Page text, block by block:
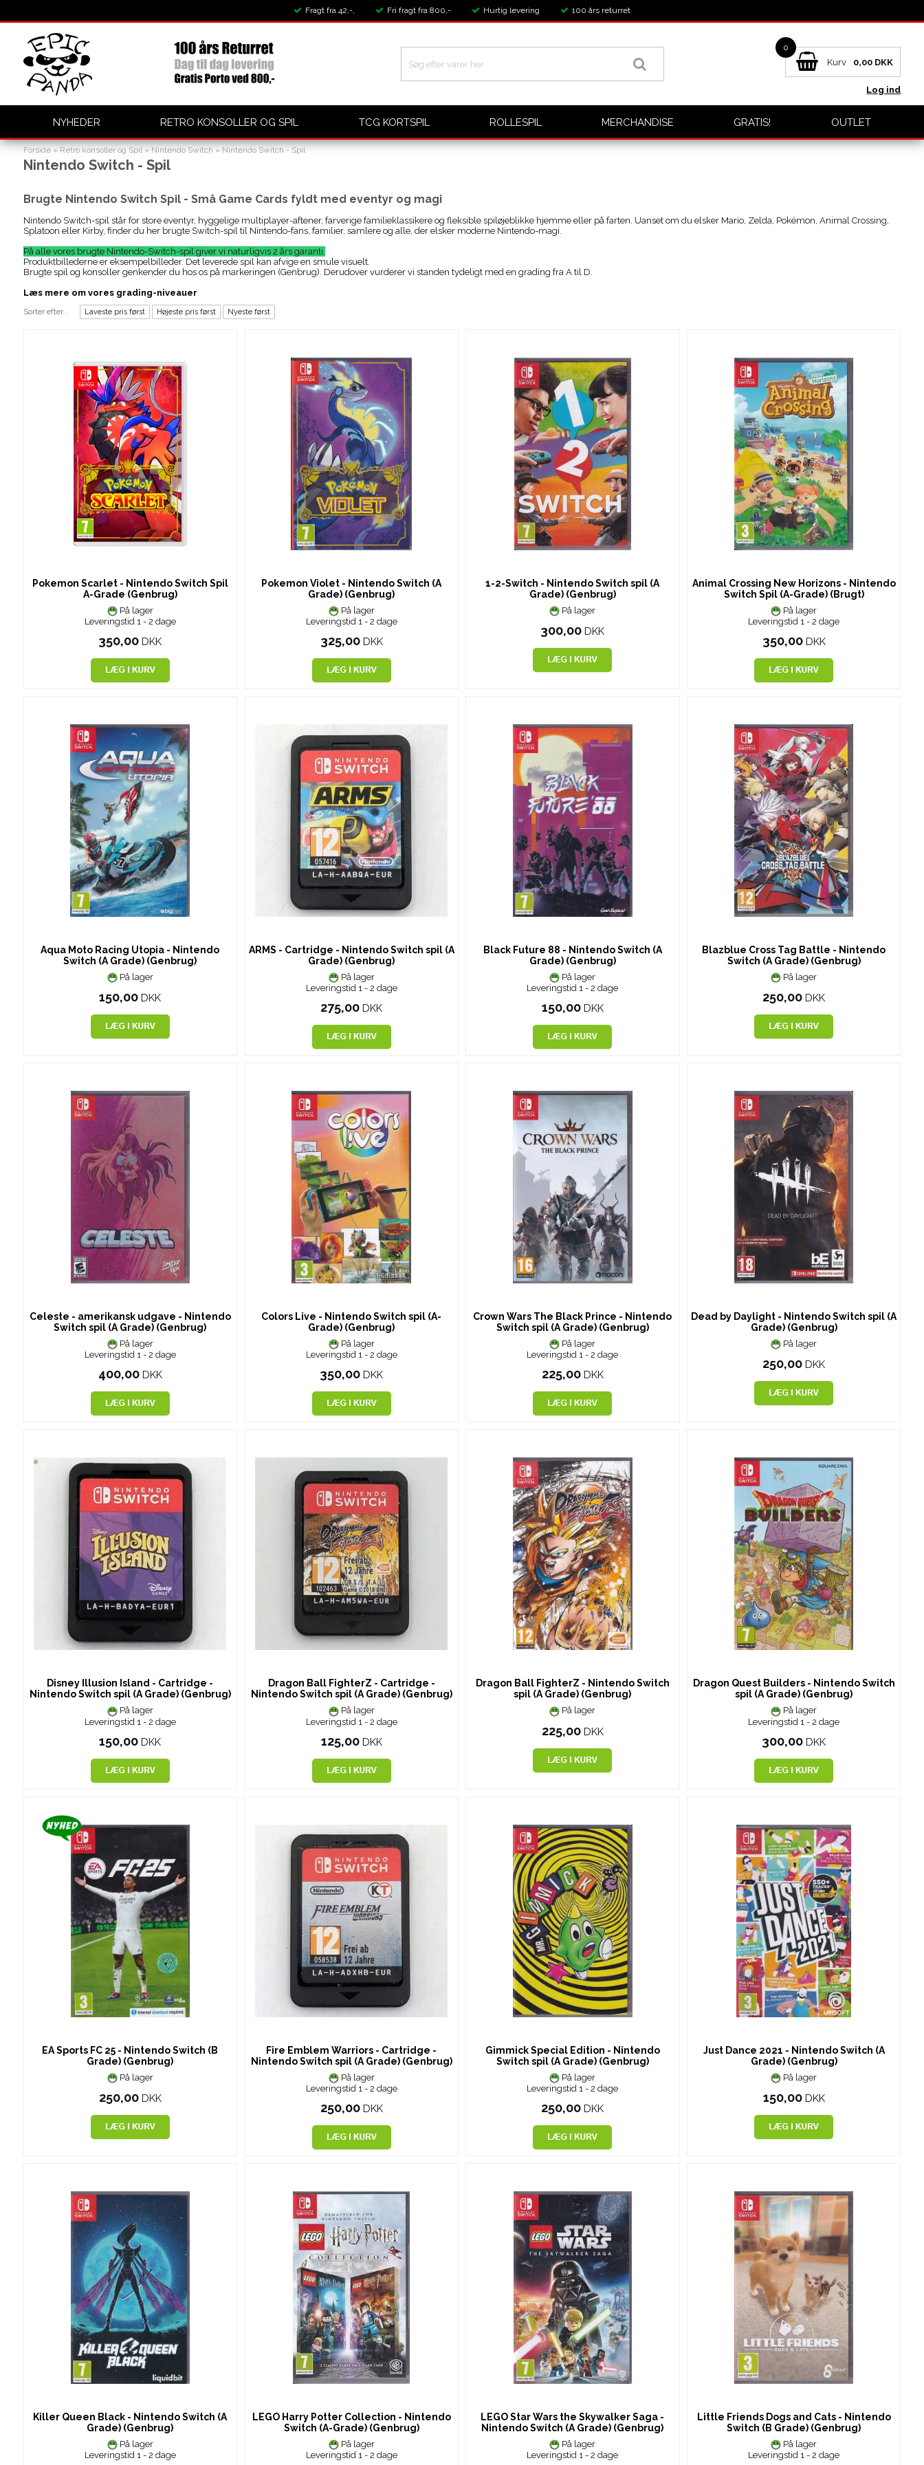
Fragt fra 42,-, Fri fragt fra 800,- Hurtig levering 100 års returret
0
Kurv 0,00 DKK
Log ind
NYHEDER RETRO KONSOLLER OG SPIL TCG KORTSPIL ROLLESPIL MERCHANDISE GRATIS! OUTLET
Forside» Retro konsoller og Spil» Nintendo Switch » Nintendo Switch - Spil
Nintendo Switch - Spil
Brugte Nintendo Switch Spil - Små Game Cards fyldt med eventyr og magi
Nintendo Switch-spil står for store eventyr, hyggelige multiplayer-aftener, farverige familieklassikere og fleksible spiløjeblikke hjemme eller på farten. Uanset om du elsker Mario, Zelda, Pokémon, Animal Crossing,
Splatoon eller Kirby, finder du her brugte Switch-spil til Nintendo-fans, familier, samlere og alle, der elsker moderne Nintendo-magi.
På alle vores brugte Nintendo-Switch-spil giver vi naturligvis 2 års garanti.
Produktbillederne er eksempelbilleder. Det leverede spil kan afvige en smule visuelt.
Brugte spil og konsoller genkender du hos os på markeringen (Genbrug). Derudover vurderer vi standen tydeligt med en grading fra A til D.
Læs mere om vores grading-niveauer
Sorter efter... Laveste pris først Højeste pris først Nyeste først
Pokemon Scarlet - Nintendo Switch Spil
A-Grade (Genbrug)
På lager
Leveringstid 1 - 2 dage
350,00DKK
Pokemon Violet - Nintendo Switch (A
Grade) (Genbrug)
På lager
Leveringstid 1 - 2 dage
325,00 DKK
1-2-Switch - Nintendo Switch spil (A
Grade) (Genbrug)
På lager
300,00DKK
Animal Crossing New Horizons - Nintendo
Switch Spil (A-Grade) (Brugt)
På lager
Leveringstid 1 - 2 dage
350,00 DKK
Aqua Moto Racing Utopia - Nintendo
Switch (A Grade) (Genbrug)
På lager
150,00DKK
ARMS - Cartridge - Nintendo Switch spil (A
Grade) (Genbrug)
På lager
Leveringstid 1 - 2 dage
275,00DKK
Black Future 88 - Nintendo Switch (A
Grade) (Genbrug)
På lager
Leveringstid 1 - 2 dage
150,00 DKK
Blazblue Cross Tag Battle - Nintendo
Switch (A Grade) (Genbrug)
På lager
250,00 DKK
Celeste - amerikansk udgave - Nintendo
Switch spil (A Grade) (Genbrug)
På lager
Leveringstid 1 - 2 dage
400,00 DKK
Colors Live - Nintendo Switch spil (A-
Grade) (Genbrug)
På lager
Leveringstid 1 - 2 dage
350,00DKK
Crown Wars The Black Prince - Nintendo
Switch spil (A Grade) (Genbrug)
På lager
Leveringstid 1 - 2 dage
225,00 DKK
Dead by Daylight - Nintendo Switch spil (A
Grade) (Genbrug)
På lager
250,00 DKK
Disney Illusion Island - Cartridge -
Nintendo Switch spil (A Grade) (Genbrug)
På lager
Leveringstid 1 - 2 dage
150,00DKK
Dragon Ball FighterZ - Cartridge -
Nintendo Switch spil (A Grade) (Genbrug)
På lager
Leveringstid 1 - 2 dage
125,00 DKK
Dragon Ball FighterZ - Nintendo Switch
spil (A Grade) (Genbrug)
På lager
225,00 DKK
Dragon Quest Builders - Nintendo Switch
spil (A Grade) (Genbrug)
På lager
Leveringstid 1 - 2 dage
300,00 DKK
EA Sports FC 25 - Nintendo Switch (B
Grade) (Genbrug)
På lager
250,00 DKK
Fire Emblem Warriors - Cartridge -
Nintendo Switch spil (A Grade) (Genbrug)
På lager
Leveringstid 1 - 2 dage
250,00 DKK
Gimmick Special Edition - Nintendo
Switch spil (A Grade) (Genbrug)
På lager
Leveringstid 1 - 2 dage
250,00DKK
Just Dance 2021 - Nintendo Switch (A
Grade) (Genbrug)
På lager
150,00 DKK
Killer Queen Black - Nintendo Switch (A
Grade) (Genbrug)
På lager
Leveringstid 1 - 2 dage
LEGO Harry Potter Collection - Nintendo
Switch (A-Grade) (Genbrug)
På lager
Leveringstid 1 - 2 dage
LEGO Star Wars the Skywalker Saga -
Nintendo Switch (A Grade) (Genbrug)
På lager
Leveringstid 1 - 2 dage
Little Friends Dogs and Cats - Nintendo
Switch (B Grade) (Genbrug)
På lager
Leveringstid 1 - 2 dage